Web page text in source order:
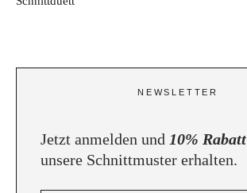
NEWSLETTER
Jetzt anmelden und 10% Rabatt
unsere Schnittmuster erhalten.